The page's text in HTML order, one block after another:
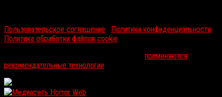
Пользовательское соглашение
Политика конфиденциальности
Политика обработки файлов cookie
применяются
рекомендательные технологии